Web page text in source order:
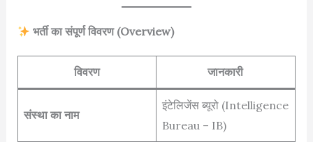
भर्ती का संपूर्ण विवरण (Overview)
विवरण जानकारी
संस्था का नाम
इंटेलिजेंस ब्यूरो (Intelligence
Bureau – IB)